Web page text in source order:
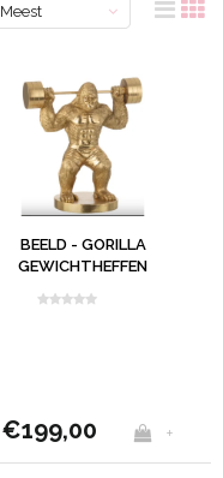
Meest
BEELD - GORILLA
GEWICHTHEFFEN
€199,00 +